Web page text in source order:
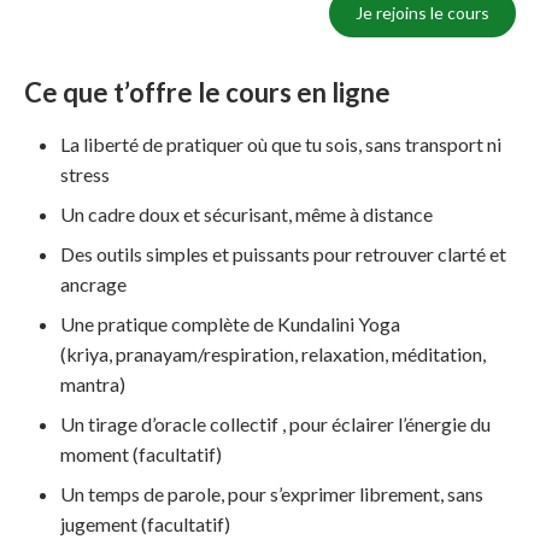
Je rejoins le cours
Ce que t’offre le cours en ligne
La liberté de pratiquer où que tu sois, sans transport ni
stress
Un cadre doux et sécurisant, même à distance
Des outils simples et puissants pour retrouver clarté et
ancrage
Une pratique complète de Kundalini Yoga
(kriya, pranayam/respiration, relaxation, méditation,
mantra)
Un tirage d’oracle collectif , pour éclairer l’énergie du
moment (facultatif)
Un temps de parole, pour s’exprimer librement, sans
jugement (facultatif)